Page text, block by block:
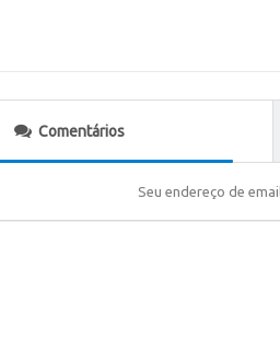
Comentários
Seu endereço de